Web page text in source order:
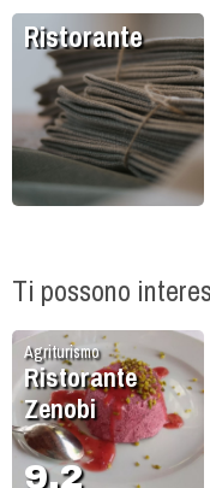
Ristorante
Ti possono
Agriturismo
Ristorante
Zenobi
9.2